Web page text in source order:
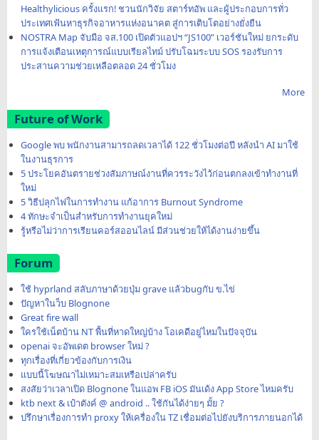
Healthylicious ครั้งแรก! ชวนนักวิจัย สตาร์ทอัพ และผู้ประกอบการทั่ว
ประเทศเฟ้นหาธุรกิจอาหารแห่งอนาคต สู่การเติบโตอย่างยั่งยืน
NOSTRA Map จับมือ จส.100 เปิดตัวแอปฯ “JS100” เวอร์ชันใหม่ ยกระดับ
การแจ้งเตือนเหตุการณ์แบบเรียลไทม์ ปรับโฉมระบบ SOS รองรับการ
ประสานความช่วยเหลือตลอด 24 ชั่วโมง
More
Future of Work
Google พบ พนักงานสามารถลดเวลาได้ 122 ชั่วโมงต่อปี หลังนำ AI มาใช้
ในงานธุรการ
5 ประโยคอันตรายช่วงสัมภาษณ์งานที่ควรระวังไว้ก่อนตกลงเข้าทำงานที่
ใหม่
5 วิธีปลุกไฟในการทำงาน แก้อาการ Burnout Syndrome
4 ทักษะจำเป็นสำหรับการทำงานยุคใหม่
รู้หรือไม่ว่าการเรียนคอร์สออนไลน์ มีส่วนช่วยให้ได้งานง่ายขึ้น
Forum
ใช้ hyprland สลับภาษาด้วยปุ่ม grave แล้วbugกับ ข.ไข่
ปัญหาในว็บ Blognone
Great fire wall
ใครใช้เน็ตบ้าน NT พื้นที่หาดใหญ่บ้าง โอเคดีอยู่ไหมในปัจจุบัน
openai จะอัพเดต browser ใหม่ ?
ทุกเรื่องที่เกี่ยวข้องกับการเงิน
แบบนี้โฆษณาไม่เหมาะสมเหรือเปล่าครับ
สงสัยว่าเวลาเปิด Blognone ในแอพ FB iOS มันเด้ง App Store ไหมครับ
ktb next & เป๋าตังค์ @ android .. ใช้กันได้ง่ายๆ มั้ย ?
ปรึกษาเรื่องการทำ proxy ให้เครื่องใน TZ เชื่อมต่อไปยังบริการภายนอกได้